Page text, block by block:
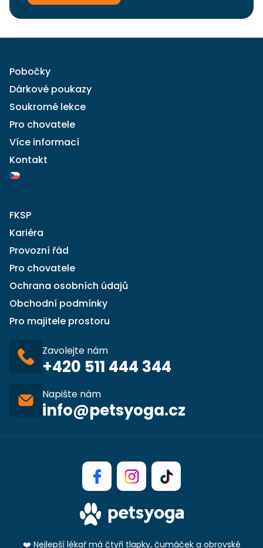
Pobočky
Dárkové poukazy
Soukromé lekce
Pro chovatele
Více informací
Kontakt
FKSP
Kariéra
Provozní řád
Pro chovatele
Ochrana osobních údajů
Obchodní podmínky
Pro majitele prostoru
Zavolejte nám
+420 511 444 344
Napište nám
info@petsyoga.cz
❤️ Nejlepší lékař má čtyři tlapky, čumáček a obrovské